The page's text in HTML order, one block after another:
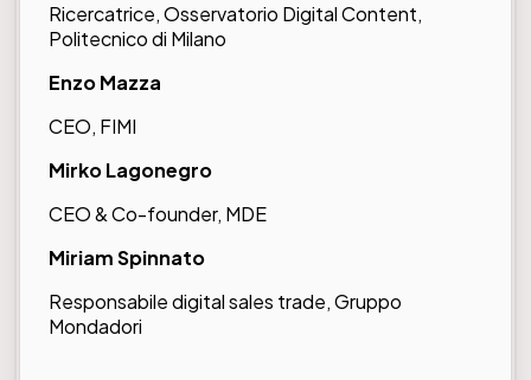
Ricercatrice, Osservatorio Digital Content,
Politecnico di Milano
Enzo Mazza
CEO, FIMI
Mirko Lagonegro
CEO & Co-founder, MDE
Miriam Spinnato
Responsabile digital sales trade, Gruppo
Mondadori